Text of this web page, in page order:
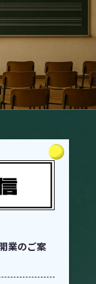
業のご案